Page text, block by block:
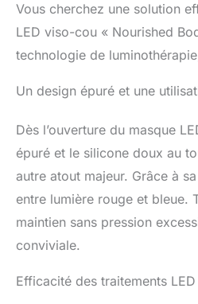
Vous cherchez une solution
LED viso-cou « Nourished
technologie de
Un design épuré et une
Dès l’ouverture du masque
épuré et le silicone doux au
autre atout majeur. Grâce à
entre lumière rouge et bleue.
maintien sans pression
conviviale.
Efficacité des traitements LED